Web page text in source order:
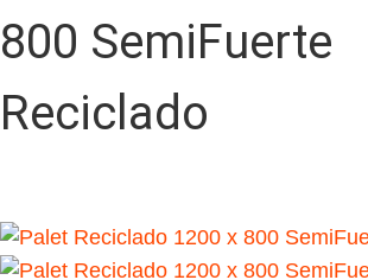
800 SemiFuerte
Reciclado